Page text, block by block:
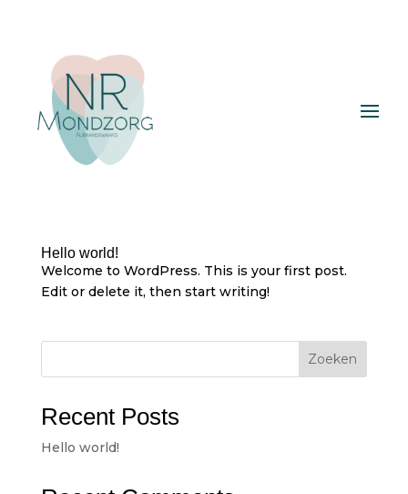
Hello world!
Welcome to WordPress. This is your first post.
Edit or delete it, then start writing!
Zoeken
Recent Posts
Hello world!